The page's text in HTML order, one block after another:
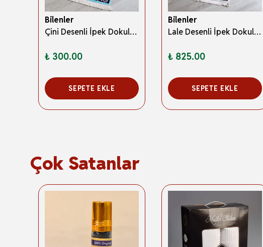
Bilenler
Çini Desenli İpek Dokulu Keseli Seccade Açık Mavi
₺ 300.00
SEPETE EKLE
Bilenler
Lale Desenli İpek Dokulu Keseli Seccade Mavi Renk
₺ 825.00
SEPETE EKLE
Çok Satanlar